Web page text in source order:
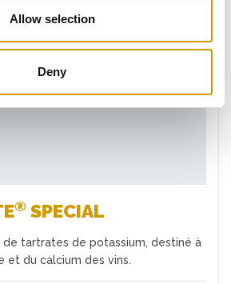
Allow selection
Deny
Favoris
® SPECIAL
de tartrates de potassium, destiné à
et du calcium des vins.